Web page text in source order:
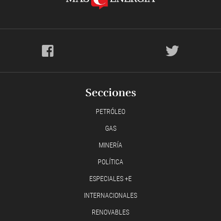
Secciones
PETRÓLEO
GAS
MINERÍA
POLÍTICA
ESPECIALES +E
INTERNACIONALES
RENOVABLES